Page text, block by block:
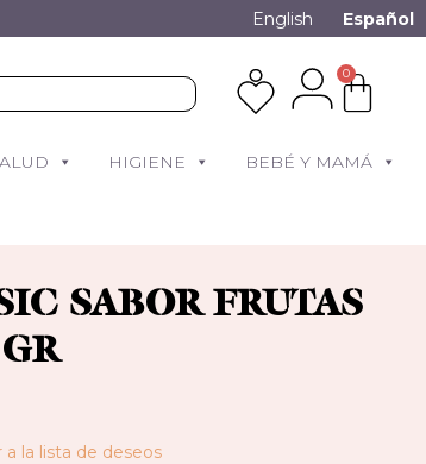
English Español
0
HIGIENE BEBÉ Y MAMÁ
SABOR FRUTAS
a la lista de deseos